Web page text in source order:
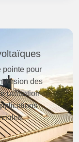
pointe pour
des
utilisation